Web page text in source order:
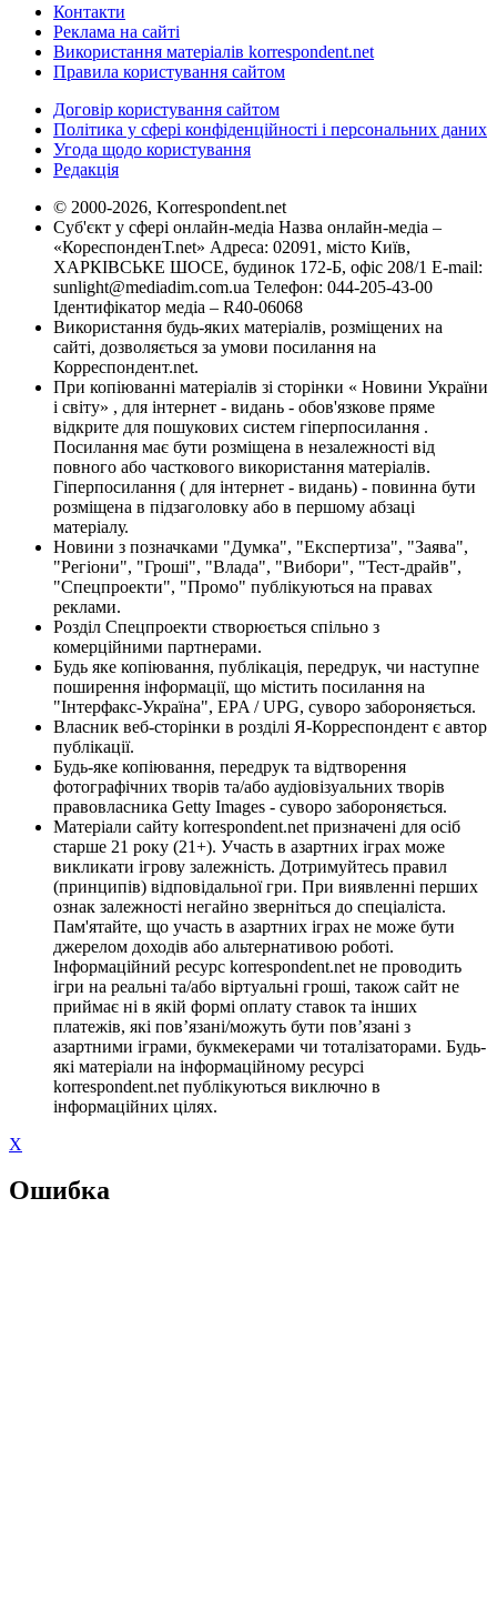
Контакти
Реклама на сайті
Використання матеріалів korrespondent.net
Правила користування сайтом
Договір користування сайтом
Політика у сфері конфіденційності і персональних даних
Угода щодо користування
Редакція
© 2000-2026, Korrespondent.net
Суб'єкт у сфері онлайн-медіа Назва онлайн-медіа –
«КореспонденТ.net» Адреса: 02091, місто Київ,
ХАРКІВСЬКЕ ШОСЕ, будинок 172-Б, офіс 208/1 E-mail:
sunlight@mediadim.com.ua Телефон: 044-205-43-00
Ідентифікатор медіа – R40-06068
Використання будь-яких матеріалів, розміщених на
сайті, дозволяється за умови посилання на
Корреспондент.net.
При копіюванні матеріалів зі сторінки « Новини України
і світу» , для інтернет - видань - обов'язкове пряме
відкрите для пошукових систем гіперпосилання .
Посилання має бути розміщена в незалежності від
повного або часткового використання матеріалів.
Гіперпосилання ( для інтернет - видань) - повинна бути
розміщена в підзаголовку або в першому абзаці
матеріалу.
Новини з позначками "Думка", "Експертиза", "Заява",
"Регіони", "Гроші", "Влада", "Вибори", "Тест-драйв",
"Спецпроекти", "Промо" публікуються на правах
реклами.
Розділ Спецпроекти створюється спільно з
комерційними партнерами.
Будь яке копіювання, публікація, передрук, чи наступне
поширення інформації, що містить посилання на
"Інтерфакс-Україна", EPA / UPG, суворо забороняється.
Власник веб-сторінки в розділі Я-Корреспондент є автор
публікації.
Будь-яке копіювання, передрук та відтворення
фотографічних творів та/або аудіовізуальних творів
правовласника Getty Images - суворо забороняється.
Матеріали сайту korrespondent.net призначені для осіб
старше 21 року (21+). Участь в азартних іграх може
викликати ігрову залежність. Дотримуйтесь правил
(принципів) відповідальної гри. При виявленні перших
ознак залежності негайно зверніться до спеціаліста.
Пам'ятайте, що участь в азартних іграх не може бути
джерелом доходів або альтернативою роботі.
Інформаційний ресурс korrespondent.net не проводить
ігри на реальні та/або віртуальні гроші, також сайт не
приймає ні в якій формі оплату ставок та інших
платежів, які пов’язані/можуть бути пов’язані з
азартними іграми, букмекерами чи тоталізаторами. Будь-
які матеріали на інформаційному ресурсі
korrespondent.net публікуються виключно в
інформаційних цілях.
X
Ошибка